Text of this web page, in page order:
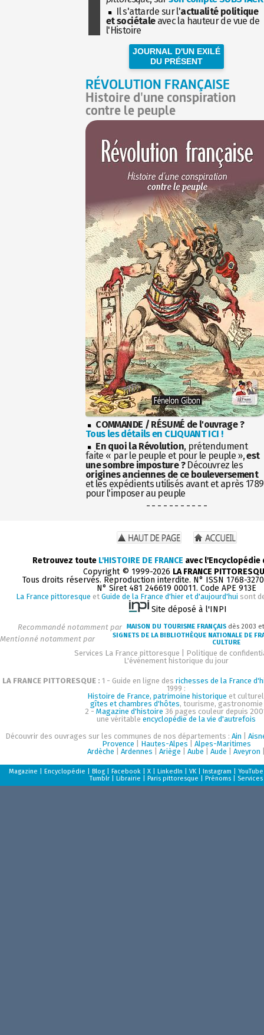
Il s'attarde sur l'actualité politique
et sociétaleavec la hauteur de vue de
l'Histoire
JOURNAL D'UN EXILÉ
DU PRÉSENT
RÉVOLUTION FRANÇAISE
Histoire d'une conspiration
contre le peuple
COMMANDE / RÉSUMÉ de l'ouvrage ?
Tous les détails en CLIQUANT ICI !
En quoi la Révolution, prétendument
faite « par le peuple et pour le peuple »,est
une sombre imposture ?Découvrez les
origines anciennes de ce bouleversement
et les expédients utilisés avant et après 1789
pour l'imposer au peuple
- - - - - - - - - - -
Retrouvez toute L'HISTOIRE DE FRANCE avec
Copyright © 1999-2026 LA FRANCE
Tous droits réservés. Reproduction interdite. N° ISSN 1768-
N° Siret 481 246619 00011. Code APE 913E
La France pittoresque et Guide de la France d'hier et d'aujourd'hui sont
Site déposé à l'INPI
Recommandé notamment par MAISON DU TOURISME FRANÇAIS dès 2003
Mentionné notamment par
SIGNETS DE LA BIBLIOTHÈQUE NATIONALE DE
CULTURE
Services La France pittoresque
Politique de
L'événement historique du jour
LA FRANCE PITTORESQUE : 1 - Guide en ligne des richesses de la France
1999 :
Histoire de France, patrimoine historique et
gîtes et chambres d'hôtes, tourisme, gastronomie
2 - Magazine d'histoire 36 pages couleur depuis
une véritableencyclopédie de la vie d'autrefois
Découvrir des ouvrages sur les communes de nos départements :Ain |
Provence
Hautes-Alpes
Alpes-Maritimes
Ardèche |Ardennes |Ariège |Aube |Aude |Aveyron
Magazine |Encyclopédie |Blog |Facebook |X |LinkedIn |VK |Instagram |YouTube
Tumblr |Librairie |Paris pittoresque |Prénoms Services